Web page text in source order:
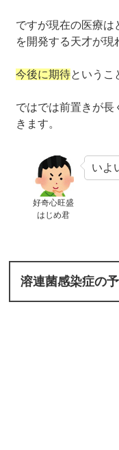
ですが現在の医療は
を開発する天才が現
今後に期待というこ
ではでは前置きが長
きます。
好奇心旺盛
はじめ君
いよ
溶連菌感染症の